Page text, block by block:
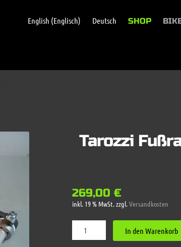
English (Englisch) Deutsch SHOP
Tarozzi
269,00 €
inkl. 19 % MwSt.zzgl.Versandkosten
Fußrasten
In den Warenkorb